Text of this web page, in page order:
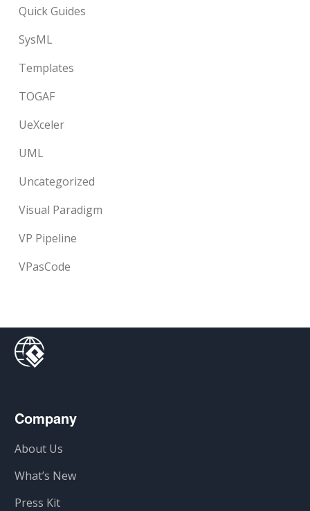
Quick Guides
SysML
Templates
TOGAF
UeXceler
UML
Uncategorized
Visual Paradigm
VP Pipeline
VPasCode
Company
About Us
What’s New
Press Kit